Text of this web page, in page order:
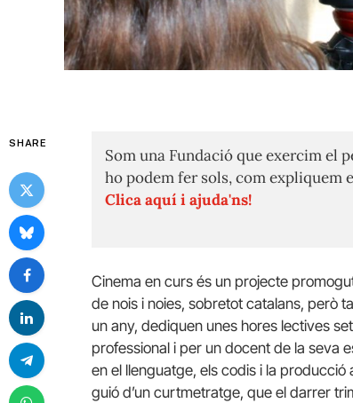
SHARE
Som una Fundació que exercim el
ho podem fer sols, com expliquem
Clica aquí i ajuda'ns!
Cinema en curs és un projecte
de nois i noies, sobretot catalans, però
un any, dediquen unes hores lectives
professional i per un docent de la seva
en el llenguatge, els codis i la
guió d’un curtmetratge, que el darrer